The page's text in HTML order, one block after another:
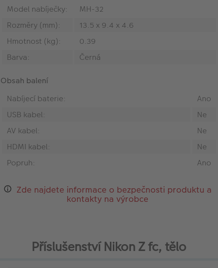
Model nabíječky:
MH-32
Rozměry (mm):
13.5 x 9.4 x 4.6
Hmotnost (kg):
0.39
Barva:
Černá
Obsah balení
Nabíjecí baterie:
Ano
USB kabel:
Ne
AV kabel:
Ne
HDMI kabel:
Ne
Popruh:
Ano
Zde najdete informace o bezpečnosti produktu a
kontakty na výrobce
Příslušenství Nikon Z fc, tělo